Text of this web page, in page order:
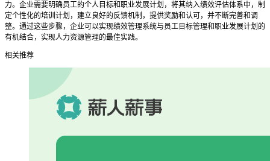
力。企业需要明确员工的个人目标和职业发展计划，将其纳入绩效评估体系中，制
定个性化的培训计划，建立良好的反馈机制，提供奖励和认可，并不断完善和调
整。通过这些步骤，企业可以实现绩效管理系统与员工目标管理和职业发展计划的
有机结合，实现人力资源管理的最佳实践。
相关推荐